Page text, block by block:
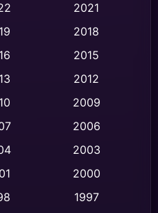
(47)
(454)
(532)
2021
2018
2015
2012
2009
2006
2003
2000
1997